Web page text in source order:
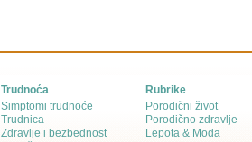
Trudnoća
Simptomi trudnoće
Trudnica
Zdravlje i bezbednost
Rubrike
Porodični život
Porodično zdravlje
Lepota & Moda